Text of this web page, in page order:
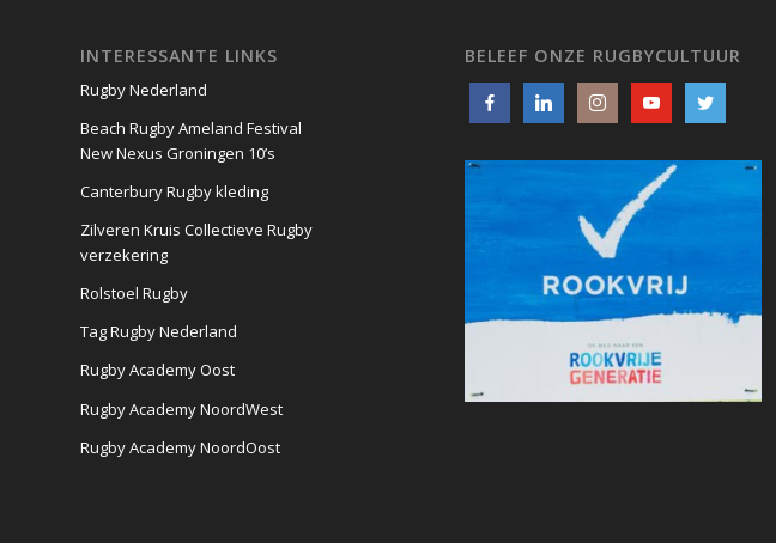
INTERESSANTE LINKS
Rugby Nederland
Beach Rugby Ameland Festival
New Nexus Groningen 10’s
Canterbury Rugby kleding
Zilveren Kruis Collectieve Rugby
verzekering
Rolstoel Rugby
Tag Rugby Nederland
Rugby Academy Oost
Rugby Academy NoordWest
Rugby Academy NoordOost
BELEEF ONZE RUGBYCULTUUR